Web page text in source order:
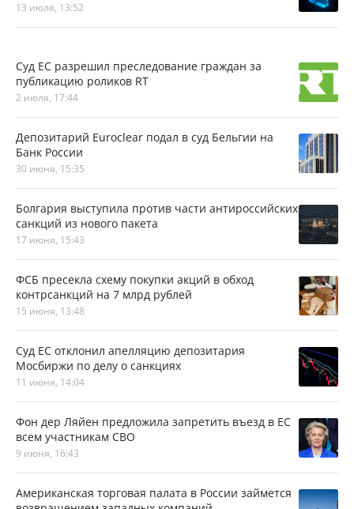
13 июля, 13:52
Суд ЕС разрешил преследование граждан за
публикацию роликов RT
2 июля, 17:44
Депозитарий Euroclear подал в суд Бельгии на
Банк России
30 июня, 15:35
Болгария выступила против части антироссийских
санкций из нового пакета
17 июня, 15:43
ФСБ пресекла схему покупки акций в обход
контрсанкций на 7 млрд рублей
15 июня, 13:48
Суд ЕС отклонил апелляцию депозитария
Мосбиржи по делу о санкциях
11 июня, 14:04
Фон дер Ляйен предложила запретить въезд в ЕС
всем участникам СВО
9 июня, 16:43
Американская торговая палата в России займется